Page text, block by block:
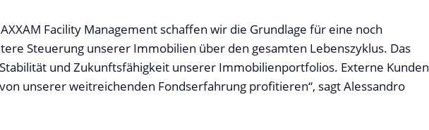
Facility Management schaffen wir die Grundlage für eine noch
Steuerung unserer Immobilien über den gesamten Lebenszyklus. Das
und Zukunftsfähigkeit unserer Immobilienportfolios. Externe Kunden
unserer weitreichenden Fondserfahrung profitieren“, sagt Alessandro